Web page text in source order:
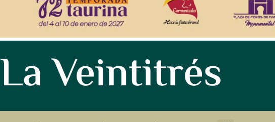
La Veintitrés